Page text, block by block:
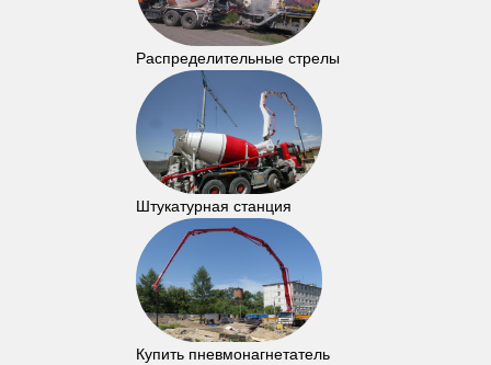
Распределительные стрелы
Штукатурная станция
Купить пневмонагнетатель